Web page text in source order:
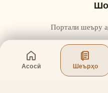
Асосӣ Шеърҳо
Портали шеъру